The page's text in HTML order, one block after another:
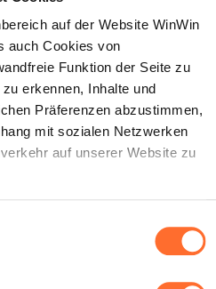
auf der Website WinWin
auch Cookies von
Funktion der Seite zu
erkennen, Inhalte und
Präferenzen abzustimmen,
mit sozialen Netzwerken
auf unserer Website zu
konfigurieren. Davon
die für die Funktion der
sind. Eine Beschreibung der
zur Erfüllung des
sind.
trifft eine Auswahl
Informationen sind